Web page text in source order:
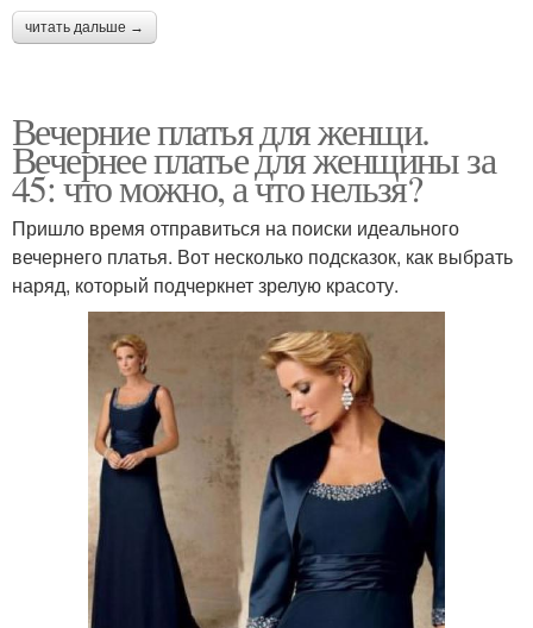
читать дальше →
Вечерние платья для женщи.
Вечернее платье для женщины за
45: что можно, а что нельзя?
Пришло время отправиться на поиски идеального
вечернего платья. Вот несколько подсказок, как выбрать
наряд, который подчеркнет зрелую красоту.